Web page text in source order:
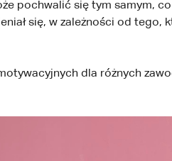
pochwalić się tym samym,
się, w zależności od tego,
dla różnych